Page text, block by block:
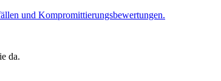
und Kompromittierungsbewertungen.
da.